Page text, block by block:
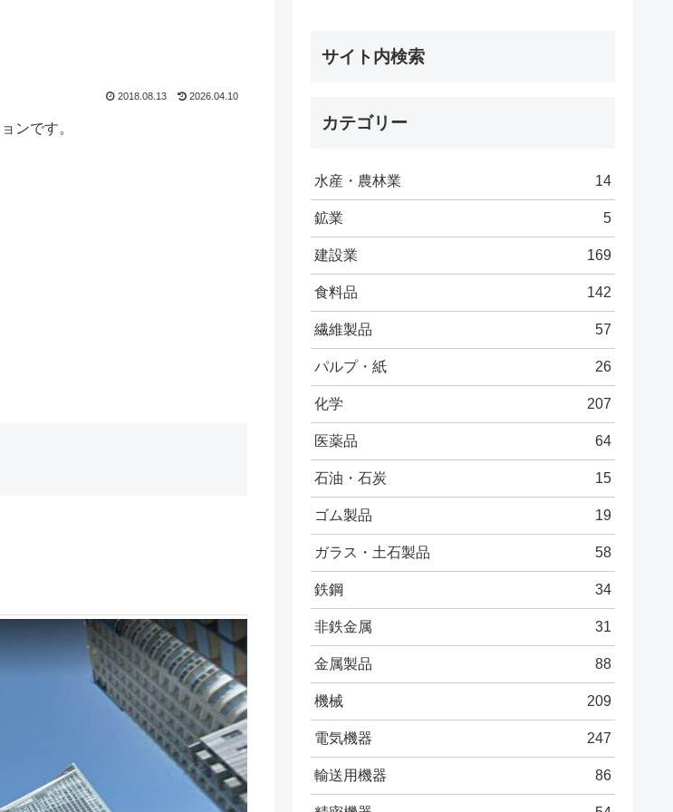
2018.08.13 2026.04.10
ンです。
サイト内検索
カテゴリー
水産・農林業 14
鉱業 5
建設業 169
食料品 142
繊維製品 57
パルプ・紙 26
化学 207
医薬品 64
石油・石炭 15
ゴム製品 19
ガラス・土石製品 58
鉄鋼 34
非鉄金属 31
金属製品 88
機械 209
電気機器 247
輸送用機器 86